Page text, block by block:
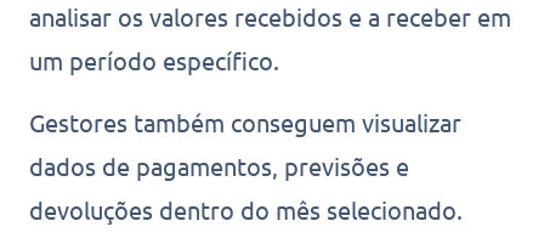
analisar os valores recebidos e a receber em
um período específico.
Gestores também conseguem visualizar
dados de pagamentos, previsões e
devoluções dentro do mês selecionado.